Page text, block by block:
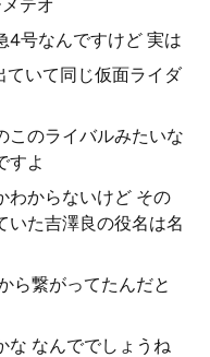
テオ
4号なんですけど 実は
いて同じ仮面ライダ
このライバルみたいな
すよ
わからないけど その
いた吉澤良の役名は名
ら繋がってたんだと
な なんででしょうね